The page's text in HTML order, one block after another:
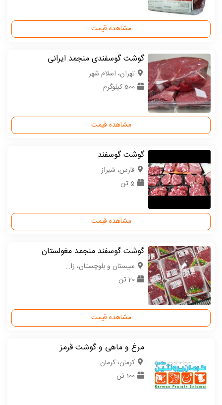
مشاهده قیمت
گوشت گوسفندی منجمد ایرانی
تهران، اسلام شهر
500 کیلوگرم
مشاهده قیمت
گوشت گوسفند
فارس، شیراز
5 تن
مشاهده قیمت
گوشت گوسفند منجمد مغولستان
سیستان و بلوچستان، زاهدان
20 تن
مشاهده قیمت
مرغ و ماهی و گوشت قرمز
كرمان، کرمان
100 تن